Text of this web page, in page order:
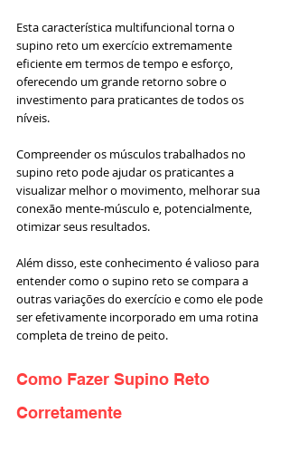
Esta característica multifuncional torna o
supino reto um exercício extremamente
eficiente em termos de tempo e esforço,
oferecendo um grande retorno sobre o
investimento para praticantes de todos os
níveis.
Compreender os músculos trabalhados no
supino reto pode ajudar os praticantes a
visualizar melhor o movimento, melhorar sua
conexão mente-músculo e, potencialmente,
otimizar seus resultados.
Além disso, este conhecimento é valioso para
entender como o supino reto se compara a
outras variações do exercício e como ele pode
ser efetivamente incorporado em uma rotina
completa de treino de peito.
Como Fazer Supino Reto
Corretamente